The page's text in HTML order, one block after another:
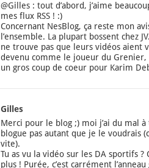
@Gilles : tout d’a­bord, j’aime
mes flux RSS ! :)
Concer­nant Nes­Blog, ça reste mon
l’en­semble. La plu­part bossent chez
ne trouve pas que leurs vidéos aient
deve­nu comme le joueur du Gre­nier,
un gros coup de coeur pour Karim
Gilles
Mer­ci pour le blog ;) moi j’ai du mal
blogue pas autant que je le vou­drais
vite).
Tu as vu la vidéo sur les DA spor­tifs
plus ! Purée, c’est car­ré­ment